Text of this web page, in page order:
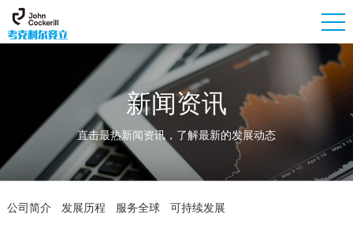
新闻资讯
直击最热新闻资讯，了解最新的发展动态
公司简介 发展历程 服务全球 可持续发展